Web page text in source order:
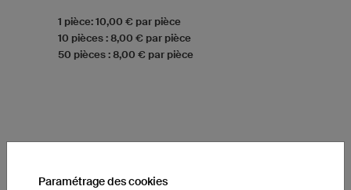
1 pièce: 10,00 € par pièce
10 pièces : 8,00 € par pièce
50 pièces : 8,00 € par pièce
Paramétrage des cookies